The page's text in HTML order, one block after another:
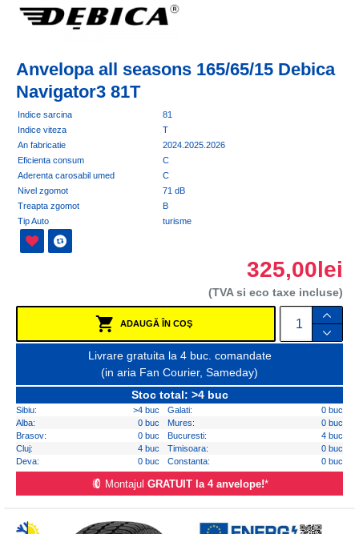
Anvelopa all seasons 165/65/15 Debica
Navigator3 81T
Indice sarcina
81
Indice viteza
T
An fabricatie
2024.2025.2026
Eficienta consum
C
Aderenta carosabil umed
C
Nivel zgomot
71 dB
Treapta zgomot
B
Tip Auto
turisme
325,00lei
(TVA si eco taxe incluse)
ADAUGĂ ÎN COŞ
Livrare gratuita la 4 buc. comandate
(in aria Fan Courier, Sameday)
Stoc total: >4 buc
Sibiu: >4 buc Galati:
0 buc
Alba:
0 buc Mures:
0 buc
Brasov:
0 buc Bucuresti:
4 buc
Cluj:
4 buc Timisoara:
0 buc
Deva:
0 buc Constanta: 0 buc
Montajul GRATUIT la 4 anvelope!*